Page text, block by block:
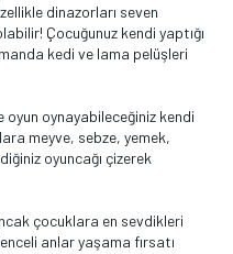
dinazorları seven
Çocuğunuz kendi yaptığı
kedi ve lama pelüşleri
oyun oynayabileceğiniz kendi
meyve, sebze, yemek,
oyuncağı çizerek
çocuklara en sevdikleri
anlar yaşama fırsatı